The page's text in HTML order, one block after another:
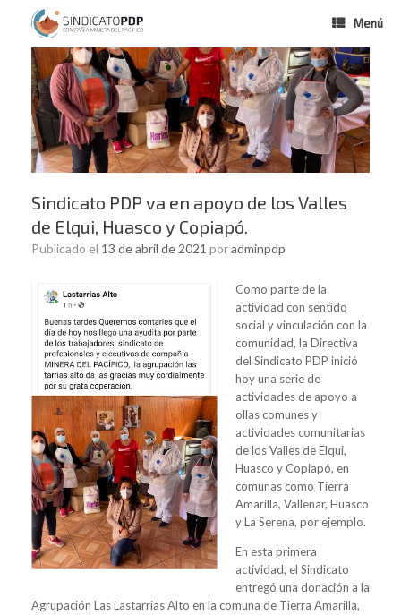
Menú
Sindicato PDP va en apoyo de los Valles
de Elqui, Huasco y Copiapó.
Publicado el 13 de abril de 2021 poradminpdp
Como parte de la
actividad con sentido
social y vinculación con la
comunidad, la Directiva
del Sindicato PDP inició
hoy una serie de
actividades de apoyo a
ollas comunes y
actividades comunitarias
de los Valles de Elqui,
Huasco y Copiapó, en
comunas como Tierra
Amarilla, Vallenar, Huasco
y La Serena, por ejemplo.
En esta primera
actividad, el Sindicato
entregó una donación a la
Agrupación Las Lastarrias Alto en la comuna de Tierra Amarilla,